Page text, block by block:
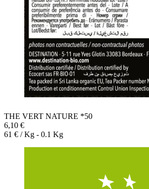
THE VERT NATURE *50
6,10 €
61 € / Kg - 0.1 Kg